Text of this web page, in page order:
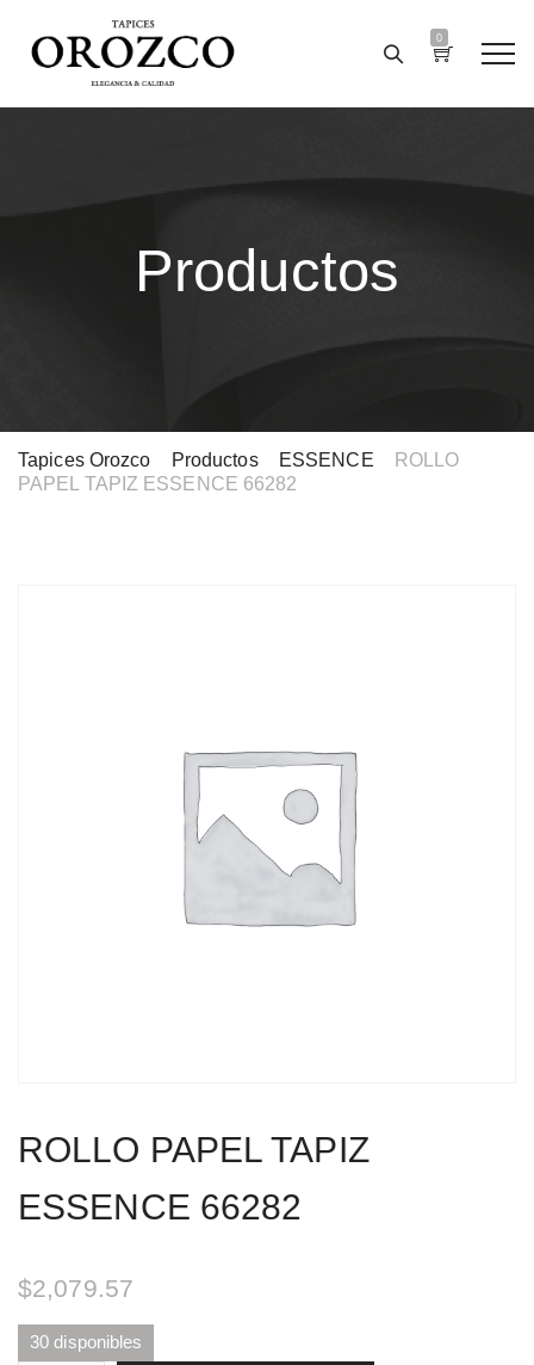
0
Productos
Tapices Orozco Productos> ESSENCE
ROLLO
PAPEL TAPIZ ESSENCE 66282
ROLLO PAPEL TAPIZ
ESSENCE 66282
$2,079.57
30 disponibles